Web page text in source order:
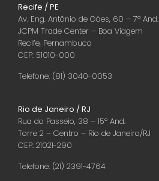
Recife / PE
Av. Eng. Antônio de Góes, 60 – 7ª And.
JCPM Trade Center – Boa Viagem
Recife, Pernambuco
CEP: 51010-000
Telefone: (81) 3040-0053
Rio de Janeiro / RJ
Rua do Passeio, 38 – 15º And.
Torre 2 – Centro – Rio de Janeiro/RJ
CEP: 21021-290
Telefone: (21) 2391-4764